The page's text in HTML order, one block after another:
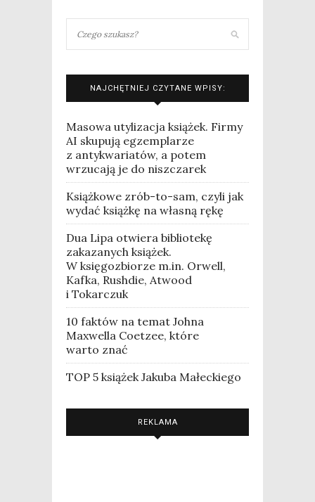
NAJCHĘTNIEJ CZYTANE WPISY:
Masowa utylizacja książek. Firmy
AI skupują egzemplarze
z antykwariatów, a potem
wrzucają je do niszczarek
Książkowe zrób-to-sam, czyli jak
wydać książkę na własną rękę
Dua Lipa otwiera bibliotekę
zakazanych książek.
W księgozbiorze m.in. Orwell,
Kafka, Rushdie, Atwood
i Tokarczuk
10 faktów na temat Johna
Maxwella Coetzee, które
warto znać
TOP 5 książek Jakuba Małeckiego
REKLAMA